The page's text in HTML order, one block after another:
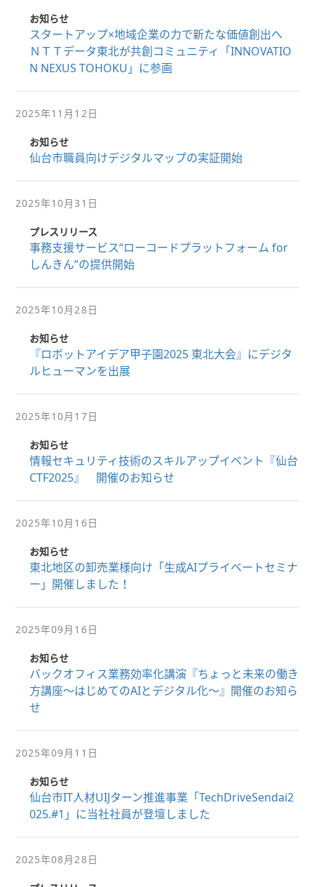
お知らせ
スタートアップ×地域企業の力で新たな価値創出へ
ＮＴＴデータ東北が共創コミュニティ「INNOVATIO
N NEXUS TOHOKU」に参画
2025年11月12日
お知らせ
仙台市職員向けデジタルマップの実証開始
2025年10月31日
プレスリリース
事務支援サービス“ローコードプラットフォーム for
しんきん”の提供開始
2025年10月28日
お知らせ
『ロボットアイデア甲子園2025 東北大会』にデジタ
ルヒューマンを出展
2025年10月17日
お知らせ
情報セキュリティ技術のスキルアップイベント『仙台
CTF2025』 開催のお知らせ
2025年10月16日
お知らせ
東北地区の卸売業様向け「生成AIプライベートセミナ
ー」開催しました！
2025年09月16日
お知らせ
バックオフィス業務効率化講演『ちょっと未来の働き
方講座〜はじめてのAIとデジタル化〜』開催のお知ら
せ
2025年09月11日
お知らせ
仙台市IT人材UIJターン推進事業「TechDriveSendai2
025.#1」に当社社員が登壇しました
2025年08月28日